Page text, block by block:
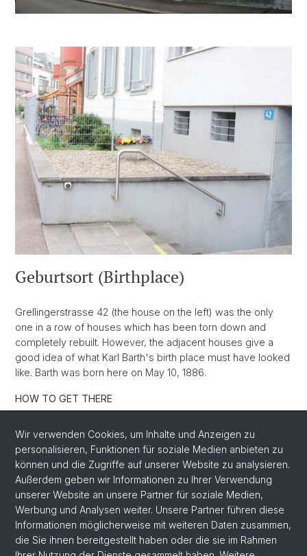
Geburtsort (Birthplace)
Grellingerstrasse 42 (the house on the left) was the only
one in a row of houses which has been torn down and
completely rebuilt. However, the adjacent houses give a
good idea of what Karl Barth's birth place must have looked
like. Barth was born here on May 10, 1886.
HOW TO GET THERE
Same tramline as to Karl Barth-Platz but leave the tram
one stop before at "Grellingerstrasse"
Wir verwenden Cookies, um Inhalte und Anzeigen zu
personalisieren, Funktionen für soziale Medien anbieten zu
können und die Zugriffe auf unserer Website zu analysieren.
Außerdem geben wir Informationen zu Ihrer Verwendung
unserer Website an unsere Partner für soziale Medien,
Werbung und Analysen weiter. Unsere Partner führen diese
Informationen möglicherweise mit weiteren Daten zusammen,
die Sie ihnen bereitgestellt haben oder die sie im Rahmen